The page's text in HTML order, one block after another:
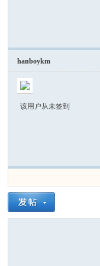
hanboykm
该用户从未签到